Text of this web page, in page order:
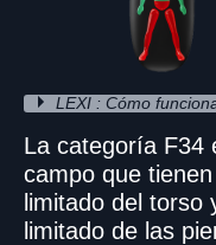
LEXI : Cómo
La categoría F34
campo que
limitado del torso
limitado de las